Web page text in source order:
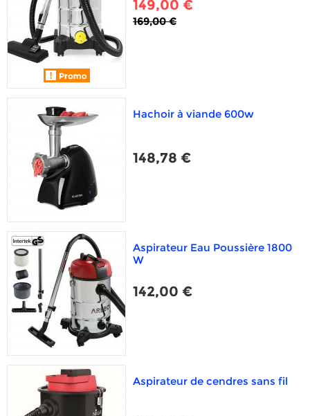
149,00 €
169,00 €
Hachoir à viande 600w
148,78 €
Aspirateur Eau Poussière 1800
W
142,00 €
Aspirateur de cendres sans fil